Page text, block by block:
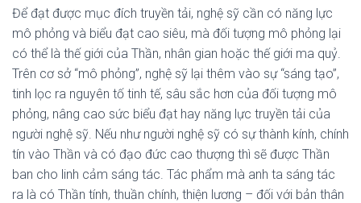
Để đạt được mục đích truyền tải, nghệ sỹ cần có năng lực
mô phỏng và biểu đạt cao siêu, mà đối tượng mô phỏng lại
có thể là thế giới của Thần, nhân gian hoặc thế giới ma quỷ.
Trên cơ sở “mô phỏng”, nghệ sỹ lại thêm vào sự “sáng tạo”,
tinh lọc ra nguyên tố tinh tế, sâu sắc hơn của đối tượng mô
phỏng, nâng cao sức biểu đạt hay năng lực truyền tải của
người nghệ sỹ. Nếu như người nghệ sỹ có sự thành kính, chính
tín vào Thần và có đạo đức cao thượng thì sẽ được Thần
ban cho linh cảm sáng tác. Tác phẩm mà anh ta sáng tác
ra là có Thần tính, thuần chính, thiện lương – đối với bản thân